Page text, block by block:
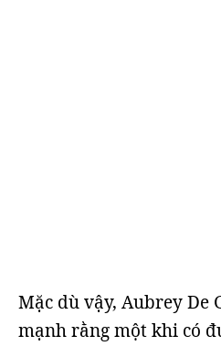
Mặc dù vậy, Aubrey De
mạnh rằng một khi có